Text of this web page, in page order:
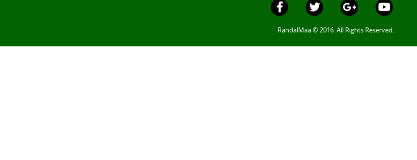
RandalMaa © 2016. All Rights Reserved.